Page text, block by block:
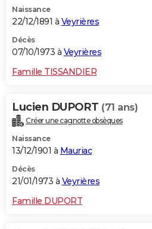
Naissance
22/12/1891 à Veyrières
Décès
07/10/1973 à Veyrières
Famille TISSANDIER
Lucien DUPORT (71 ans)
Créer une cagnotte obsèques
Naissance
13/12/1901 à Mauriac
Décès
21/01/1973 à Veyrières
Famille DUPORT